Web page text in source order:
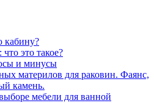
кабину?
это такое?
и минусы
материлов для раковин. Фаянс,
камень.
мебели для ванной